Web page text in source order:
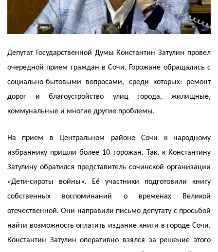
Депутат Государственной Думы Константин Затулин провел
очередной прием граждан в Сочи. Горожане обращались с
социально-бытовыми вопросами, среди которых: ремонт
дорог и благоустройство улиц города, жилищные,
коммунальные и многие другие проблемы.
На прием в Центральном районе Сочи к народному
избраннику пришли более 10 горожан. Так, к Константину
Затулину обратился представитель сочинской организации
«Дети-сироты войны». Её участники подготовили книгу
собственных воспоминаний о временах Великой
отечественной. Они направили письмо депутату с просьбой
найти возможность оплатить издание книги в городе Сочи.
Константин Затулин оперативно взялся за решение этого